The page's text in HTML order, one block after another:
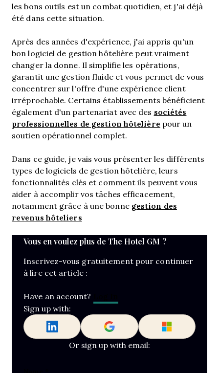
les bons outils est un combat quotidien, et j'ai déjà
été dans cette situation.
Après des années d'expérience, j'ai appris qu'un
bon logiciel de gestion hôtelière peut vraiment
changer la donne. Il simplifie les opérations,
garantit une gestion fluide et vous permet de vous
concentrer sur l'offre d'une expérience client
irréprochable. Certains établissements bénéficient
également d'un partenariat avec des sociétés
professionnelles de gestion hôtelière pour un
soutien opérationnel complet.
Dans ce guide, je vais vous présenter les différents
types de logiciels de gestion hôtelière, leurs
fonctionnalités clés et comment ils peuvent vous
aider à accomplir vos tâches efficacement,
notamment grâce à une bonne gestion des
revenus hôteliers
Vous en voulez plus de The Hotel GM ?
Inscrivez-vous gratuitement pour continuer
à lire cet article :
Have an account?
Sign up with:
Or sign up with email: